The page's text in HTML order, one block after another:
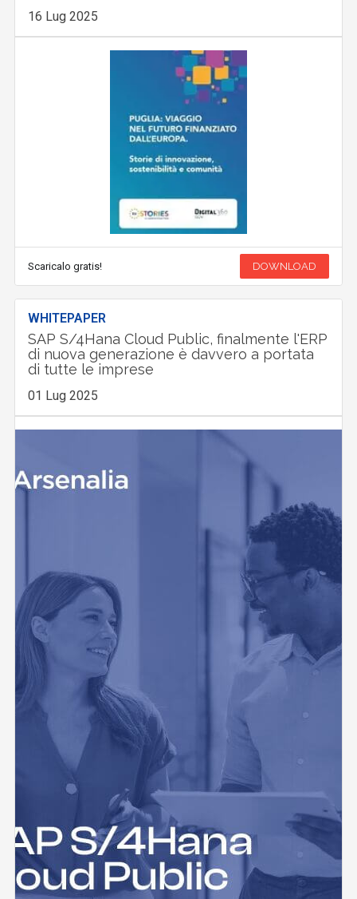
16 Lug 2025
Scaricalo gratis! DOWNLOAD
WHITEPAPER
SAP S/4Hana Cloud Public, finalmente l'ERP
di nuova generazione è davvero a portata
di tutte le imprese
01 Lug 2025